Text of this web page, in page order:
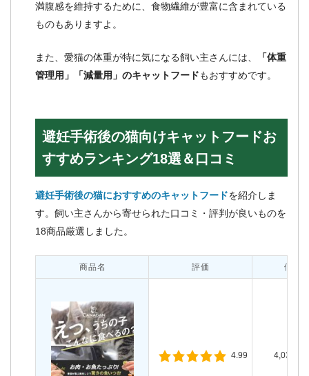
満腹感を維持するために、食物繊維が豊富に含まれている
ものもありますよ。
また、愛猫の体重が特に気になる飼い主さんには、
「体重
管理用」「減量用」のキャットフードもおすすめです。
避妊手術後の猫向けキャットフードお
すすめランキング18選＆口コミ
避妊手術後の猫におすすめのキャットフードを紹介しま
す。飼い主さんから寄せられた口コミ・評判が良いものを
18商品厳選しました。
商品名 評価 価格
4.99 4,030円